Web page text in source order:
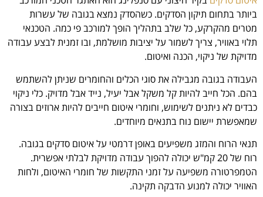
ביותר בתחום תיקון הסדקים. כשהסדק נמצא בגובה של עשרות
מטרים מהקרקע, כל שלב בתהליך הופך למורכב פי כמה. הטכנאי
תלוי באוויר, צריך לשמור על יציבות מושלמת, ובו זמנית לבצע עבודה
מדויקת של ניקוי, הכנה ואיטום.
העבודה בגובה מגבילה את סוגי הכלים והחומרים שניתן להשתמש
בהם. הכל חייב להיות קל משקל אבל יעיל, נייד אבל מדויק. כלי ניקוי
כבדים לא ניתנים לשימוש, וחומרי איטום חייבים להיות ארוזים בצורה
שמאפשרת יישום נוח בתנאים מיוחדים.
תנאי הרוח והמזג משפיעים באופן דרמטי על איטום סדקים בגובה.
רוח של 20 קמ"ש יכולה להפוך עבודה מדויקת לבלתי אפשרית.
הטמפרטורה משפיעה על זמני התקשות של חומרי האיטום, ולחות
האוויר יכולה למנוע הדבקה תקינה.